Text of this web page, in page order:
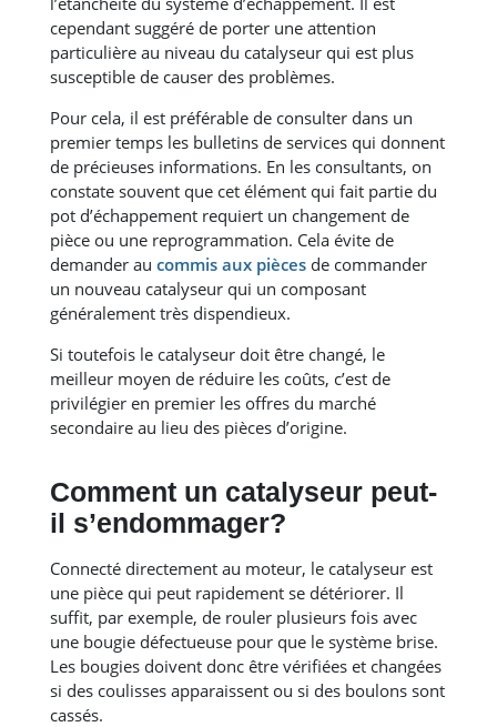
cependant suggéré de porter une attention
particulière au niveau du catalyseur qui est plus
susceptible de causer des problèmes.
Pour cela, il est préférable de consulter dans un
premier temps les bulletins de services qui donnent
de précieuses informations. En les consultants, on
constate souvent que cet élément qui fait partie du
pot d’échappement requiert un changement de
pièce ou une reprogrammation. Cela évite de
demander au commis aux pièces de commander
un nouveau catalyseur qui un composant
généralement très dispendieux.
Si toutefois le catalyseur doit être changé, le
meilleur moyen de réduire les coûts, c’est de
privilégier en premier les offres du marché
secondaire au lieu des pièces d’origine.
Comment un catalyseur peut-
il s’endommager?
Connecté directement au moteur, le catalyseur est
une pièce qui peut rapidement se détériorer. Il
suffit, par exemple, de rouler plusieurs fois avec
une bougie défectueuse pour que le système brise.
Les bougies doivent donc être vérifiées et changées
si des coulisses apparaissent ou si des boulons sont
cassés.